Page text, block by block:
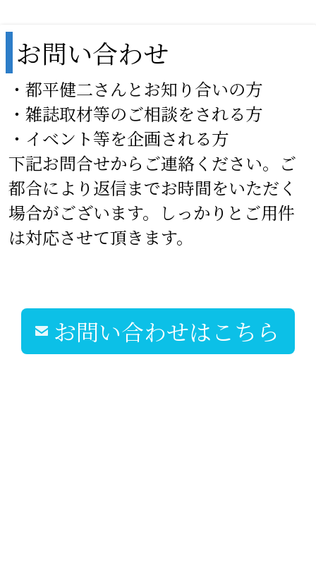
お問い合わせ
・都平健二さんとお知り合いの方
・雑誌取材等のご相談をされる方
・イベント等を企画される方
下記お問合せからご連絡ください。ご
都合により返信までお時間をいただく
場合がございます。しっかりとご用件
は対応させて頂きます。
お問い合わせはこちら